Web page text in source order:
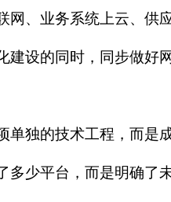
、业务系统上云、供
设的同时，同步做好
独的技术工程，而是
少平台，而是明确了